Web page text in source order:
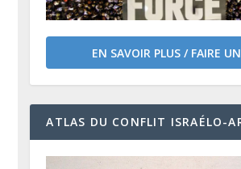
EN SAVOIR PLUS / FAIRE
ATLAS DU CONFLIT ISRAÉLO-